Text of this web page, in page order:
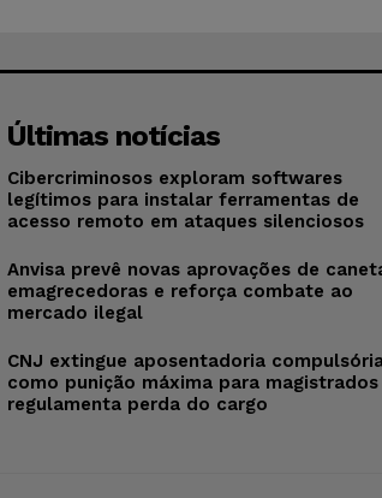
Últimas notícias
Cibercriminosos exploram softwares
legítimos para instalar ferramentas de
acesso remoto em ataques silenciosos
Anvisa prevê novas aprovações de
emagrecedoras e reforça combate ao
mercado ilegal
CNJ extingue aposentadoria
como punição máxima para magistrados
regulamenta perda do cargo